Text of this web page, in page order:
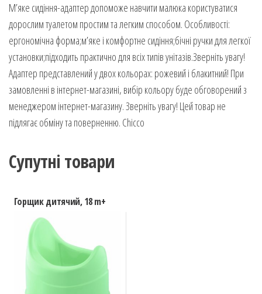
М’яке сидіння-адаптер допоможе навчити малюка користуватися
дорослим туалетом простим та легким способом. Особливості:
ергономічна форма;м’яке і комфортне сидіння;бічні ручки для легкої
установки;підходить практично для всіх типів унітазів.Зверніть увагу!
Адаптер представлений у двох кольорах: рожевий і блакитний! При
замовленні в інтернет-магазині, вибір кольору буде обговорений з
менеджером інтернет-магазину. Зверніть увагу! Цей товар не
підлягає обміну та поверненню. Chicco
Супутні товари
Горщик дитячий, 18 m+